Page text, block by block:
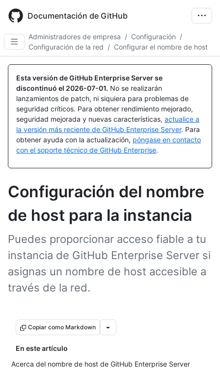
main
content
Documentación de GitHub
Administradores de empresa / Configuración /
Configuración de la red / Configurar el nombre de host
Esta versión de GitHub Enterprise Server se
discontinuó el 2026-07-01. No se realizarán
lanzamientos de patch, ni siquiera para problemas de
seguridad críticos. Para obtener rendimiento mejorado,
seguridad mejorada y nuevas características, actualice a
la versión más reciente de GitHub Enterprise Server. Para
obtener ayuda con la actualización, póngase en contacto
con el soporte técnico de GitHub Enterprise.
Configuración del nombre
de host para la instancia
Puedes proporcionar acceso fiable a tu
instancia de GitHub Enterprise Server si
asignas un nombre de host accesible a
través de la red.
Copiar como Markdown
En este artículo
Acerca del nombre de host de GitHub Enterprise Server